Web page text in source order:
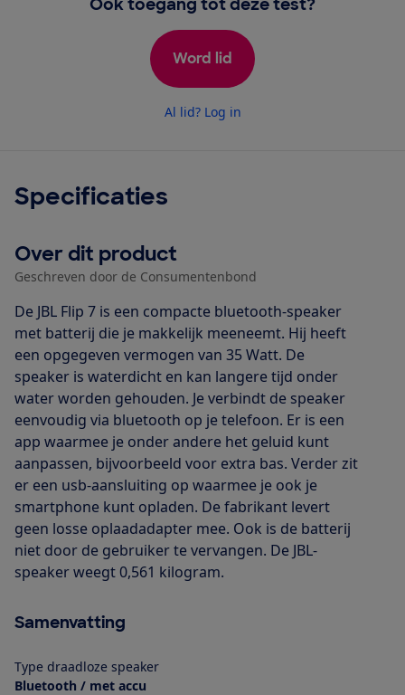
Word lid
Al lid? Log in
Specificaties
Over dit product
Geschreven door de Consumentenbond
De JBL Flip 7 is een compacte bluetooth-speaker
met batterij die je makkelijk meeneemt. Hij heeft
een opgegeven vermogen van 35 Watt. De
speaker is waterdicht en kan langere tijd onder
water worden gehouden. Je verbindt de speaker
eenvoudig via bluetooth op je telefoon. Er is een
app waarmee je onder andere het geluid kunt
aanpassen, bijvoorbeeld voor extra bas. Verder zit
er een usb-aansluiting op waarmee je ook je
smartphone kunt opladen. De fabrikant levert
geen losse oplaadadapter mee. Ook is de batterij
niet door de gebruiker te vervangen. De JBL-
speaker weegt 0,561 kilogram.
Samenvatting
Type draadloze speaker
Bluetooth / met accu